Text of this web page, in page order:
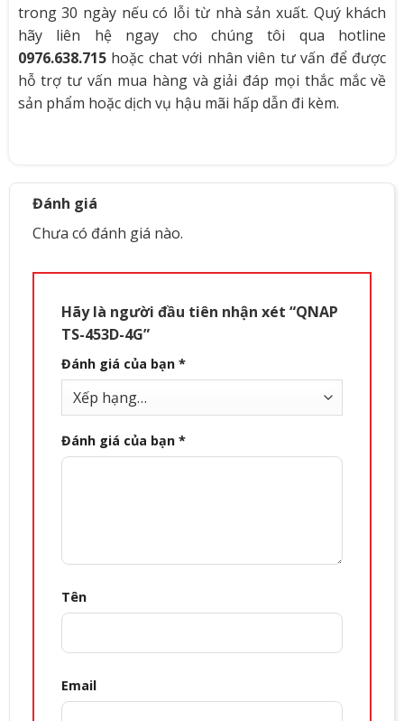
trong 30 ngày nếu có lỗi từ nhà sản xuất. Quý khách
hãy liên hệ ngay cho chúng tôi qua hotline
0976.638.715hoặc chat với nhân viên tư vấn để được
hỗ trợ tư vấn mua hàng và giải đáp mọi thắc mắc về
sản phẩm hoặc dịch vụ hậu mãi hấp dẫn đi kèm.
Đánh giá
Chưa có đánh giá nào.
Hãy là người đầu tiên nhận xét “QNAP
TS-453D-4G”
Đánh giá của bạn *
Đánh giá của bạn *
Tên
Email